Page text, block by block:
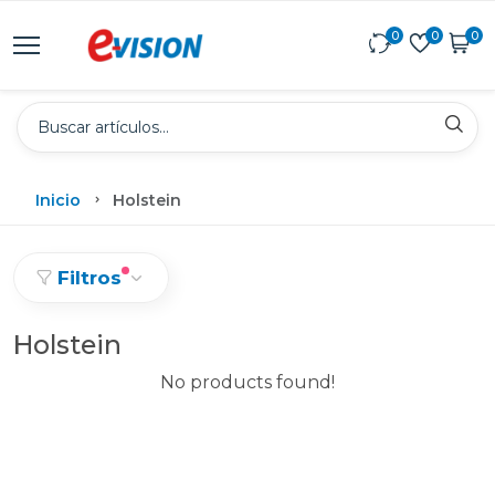
0 0 0
Inicio Holstein
Filtros
Holstein
No products found!